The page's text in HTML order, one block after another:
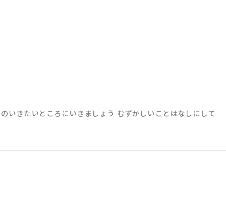
いきたいところにいきましょう むずかしいことはなしにして